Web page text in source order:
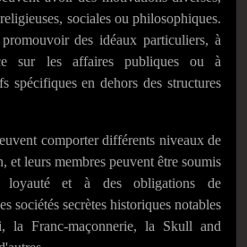
sociales ou philosophiques.
des idéaux particuliers, à
sur les affaires publiques ou à
spécifiques en dehors des structures
comporter différents niveaux de
et leurs membres peuvent être soumis
loyauté et à des obligations de
sociétés secrètes historiques notables
la Franc-maçonnerie, la Skull and